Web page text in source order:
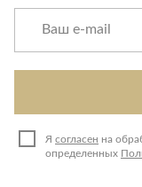
Я согласен на
определенных